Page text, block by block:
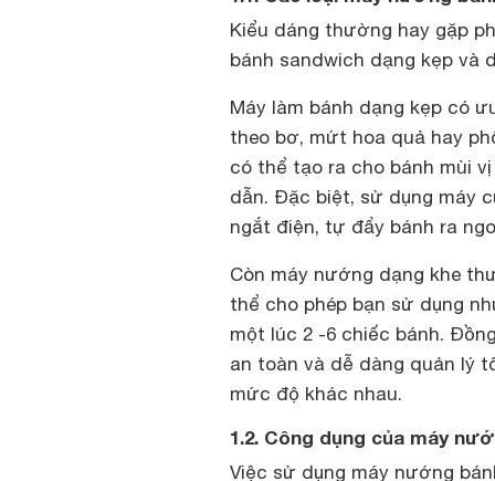
Kiểu dáng thường hay gặp
bánh sandwich dạng kẹp và
Máy làm bánh dạng kẹp có
theo bơ, mứt hoa quả hay
có thể tạo ra cho bánh mùi
dẫn. Đặc biệt, sử dụng máy
ngắt điện, tự đẩy bánh ra
Còn máy nướng dạng khe
thể cho phép bạn sử dụng
một lúc 2 -6 chiếc bánh.
an toàn và dễ dàng quản lý
mức độ khác nhau.
1.2. Công dụng của máy
Việc sử dụng máy nướng